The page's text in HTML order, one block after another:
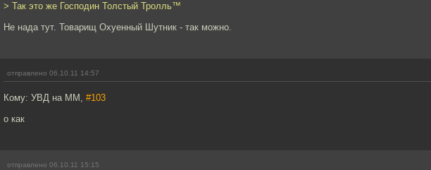
> Так это же Господин Толстый Тролль™
Не нада тут. Товарищ Охуенный Шутник - так можно.
отправлено 06.10.11 14:57
Кому: УВД на ММ, #103
о как
отправлено 06.10.11 15:15